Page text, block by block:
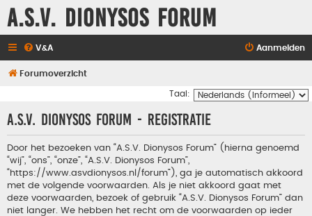
A.S.V. Dionysos Forum
V&A Aanmelden
Forumoverzicht
Taal:
A.S.V. Dionysos Forum - Registratie
Door het bezoeken van “A.S.V. Dionysos Forum” (hierna genoemd
“wij”, “ons”, “onze”, “A.S.V. Dionysos Forum”,
“https://www.asvdionysos.nl/forum”), ga je automatisch akkoord
met de volgende voorwaarden. Als je niet akkoord gaat met
deze voorwaarden, bezoek of gebruik “A.S.V. Dionysos Forum” dan
niet langer. We hebben het recht om de voorwaarden op ieder